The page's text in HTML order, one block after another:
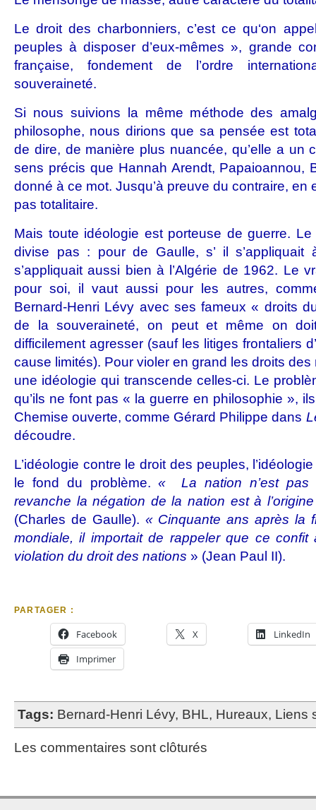
Le droit des charbonniers, c’est ce qu‘on
peuples à disposer d’eux-mêmes », grande
française, fondement de l’ordre
souveraineté.
Si nous suivions la même méthode des
philosophe, nous dirions que sa pensée est
de dire, de manière plus nuancée, qu’elle a un
sens précis que Hannah Arendt, Papaioannou,
donné à ce mot. Jusqu’à preuve du contraire, en
pas totalitaire.
Mais toute idéologie est porteuse de guerre.
divise pas : pour de Gaulle, s’ il
s’appliquait aussi bien à l’Algérie de 1962. Le
pour soi, il vaut aussi pour les autres,
Bernard-Henri Lévy avec ses fameux « droits
de la souveraineté, on peut et même on
difficilement agresser (sauf les litiges frontaliers
cause limités). Pour violer en grand les droits des
une idéologie qui transcende celles-ci. Le
qu’ils ne font pas « la guerre en philosophie »,
Chemise ouverte, comme Gérard Philippe dans
découdre.
L’idéologie contre le droit des peuples,
le fond du problème.« La nation n’est pas
revanche la négation de la nation est à
(Charles de Gaulle). « Cinquante ans après la
mondiale, il importait de rappeler que ce
violation du droit des nations » (Jean Paul II).
PARTAGER :
Facebook X
LinkedIn
Imprimer
Tags: Bernard-Henri Lévy, BHL, Hureaux, Liens
Les commentaires sont clôturés